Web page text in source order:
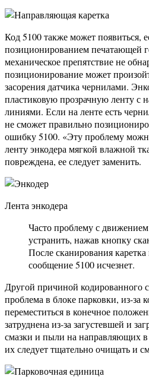
Код 5100 также может появиться,
позиционированием печатающей
механическое препятствие не
позиционирование может
засорения датчика чернилами.
пластиковую прозрачную ленту с
линиями. Если на ленте есть
не сможет правильно
ошибку 5100. «Эту проблему
ленту энкодера мягкой влажной
повреждена, ее следует заменить.
Лента энкодера
Часто проблему с
устранить, нажав кнопку
После сканирования каретка
сообщение 5100 исчезнет.
Другой причиной кодированного
проблема в блоке парковки, из-за
переместиться в конечное
затруднена из-за загустевшей и
смазки и пыли на направляющих
их следует тщательно очищать и